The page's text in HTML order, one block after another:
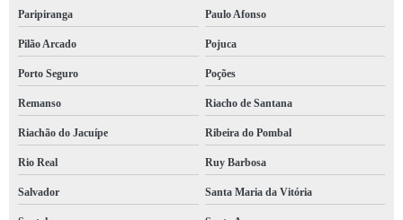
Paripiranga Paulo Afonso
Pilão Arcado Pojuca
Porto Seguro Poções
Remanso Riacho de Santana
Riachão do Jacuípe Ribeira do Pombal
Rio Real Ruy Barbosa
Salvador Santa Maria da Vitória